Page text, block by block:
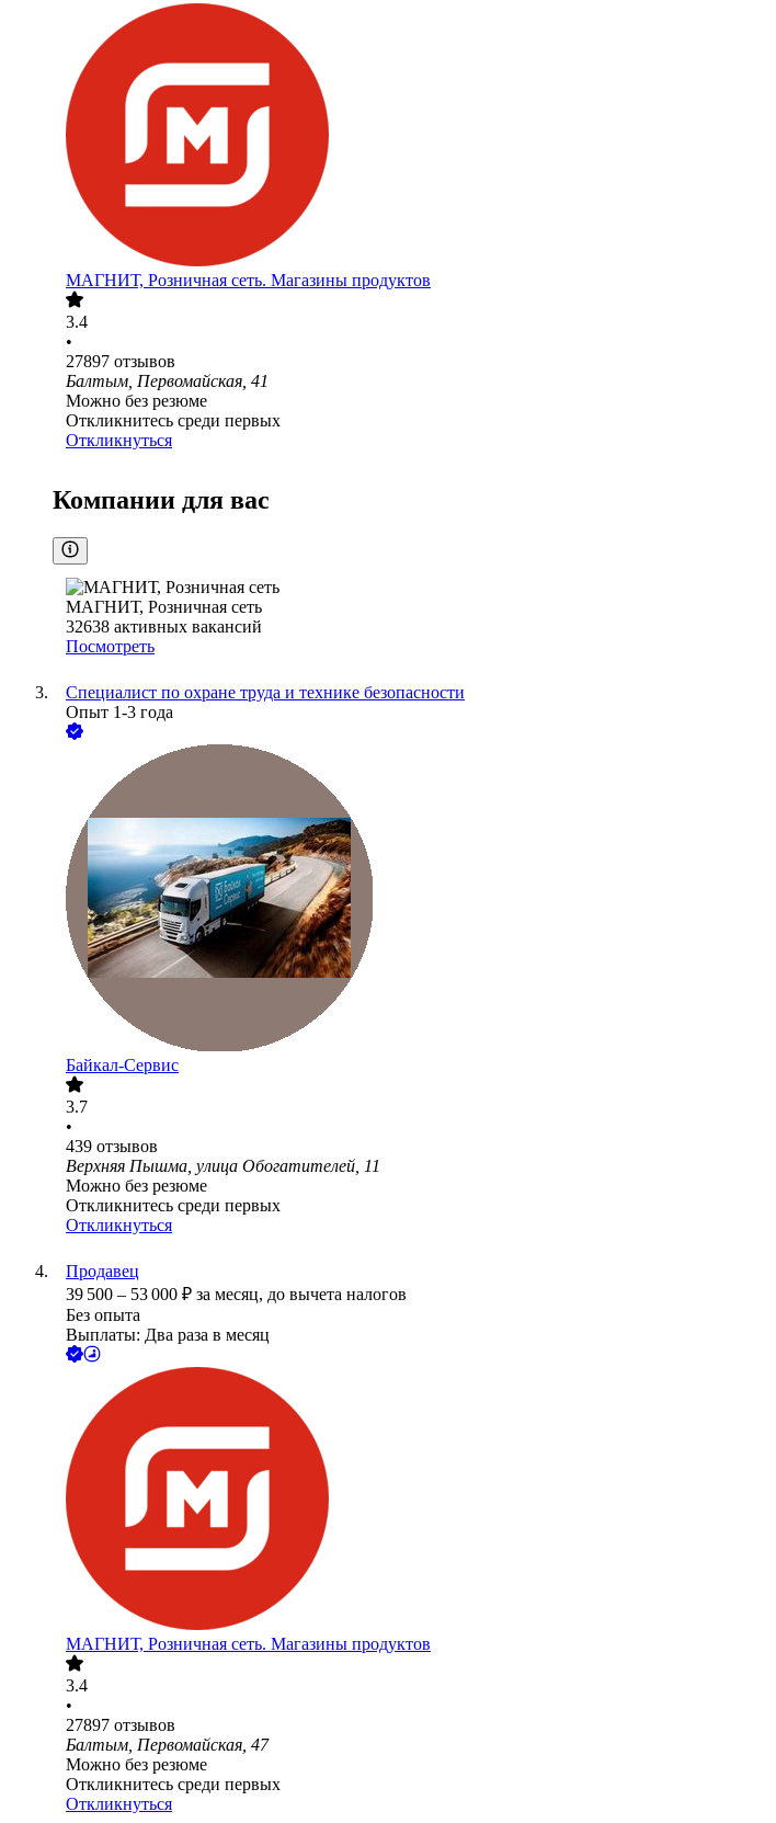
МАГНИТ, Розничная сеть. Магазины продуктов
3.4
•
27897 отзывов
Балтым, Первомайская, 41
Можно без резюме
Откликнитесь среди первых
Откликнуться
Компании для вас
МАГНИТ, Розничная сеть
32638 активных вакансий
Посмотреть
Специалист по охране труда и технике безопасности
Опыт 1-3 года
Байкал-Сервис
3.7
•
439 отзывов
Верхняя Пышма, улица Обогатителей, 11
Можно без резюме
Откликнитесь среди первых
Откликнуться
Продавец
39 500 – 53 000 ₽ за месяц, до вычета налогов
Без опыта
Выплаты: Два раза в месяц
МАГНИТ, Розничная сеть. Магазины продуктов
3.4
•
27897 отзывов
Балтым, Первомайская, 47
Можно без резюме
Откликнитесь среди первых
Откликнуться